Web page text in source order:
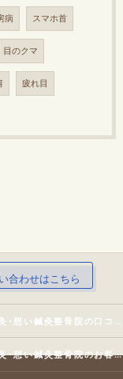
病 スマホ首
目のクマ
疲れ目
合わせはこちら
城陽市の鍼灸･想い鍼灸整骨院の口コミ情報
城陽市の鍼灸･想い鍼灸整骨院のお客様の声